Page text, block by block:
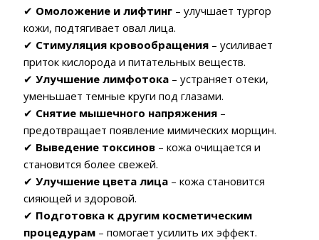
✔ Омоложение и лифтинг – улучшает тургор
кожи, подтягивает овал лица.
✔ Стимуляция кровообращения – усиливает
приток кислорода и питательных веществ.
✔ Улучшение лимфотока – устраняет отеки,
уменьшает темные круги под глазами.
✔ Снятие мышечного напряжения –
предотвращает появление мимических морщин.
✔ Выведение токсинов – кожа очищается и
становится более свежей.
✔ Улучшение цвета лица – кожа становится
сияющей и здоровой.
✔ Подготовка к другим косметическим
процедурам – помогает усилить их эффект.